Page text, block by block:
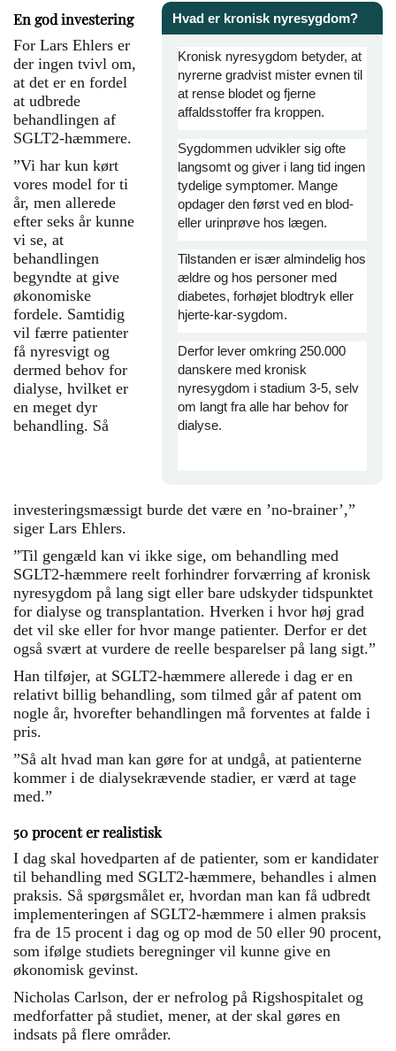
Hvad er kronisk nyresygdom?
Kronisk nyresygdom betyder, at
nyrerne gradvist mister evnen til
at rense blodet og fjerne
affaldsstoffer fra kroppen.
Sygdommen udvikler sig ofte
langsomt og giver i lang tid ingen
tydelige symptomer. Mange
opdager den først ved en blod-
eller urinprøve hos lægen.
Tilstanden er især almindelig hos
ældre og hos personer med
diabetes, forhøjet blodtryk eller
hjerte-kar-sygdom.
Derfor lever omkring 250.000
danskere med kronisk
nyresygdom i stadium 3-5, selv
om langt fra alle har behov for
dialyse.
En god investering
For Lars Ehlers er
der ingen tvivl om,
at det er en fordel
at udbrede
behandlingen af
SGLT2-hæmmere.
”Vi har kun kørt
vores model for ti
år, men allerede
efter seks år kunne
vi se, at
behandlingen
begyndte at give
økonomiske
fordele. Samtidig
vil færre patienter
få nyresvigt og
dermed behov for
dialyse, hvilket er
en meget dyr
behandling. Så
investeringsmæssigt burde det være en ’no-brainer’,”
siger Lars Ehlers.
”Til gengæld kan vi ikke sige, om behandling med
SGLT2-hæmmere reelt forhindrer forværring af kronisk
nyresygdom på lang sigt eller bare udskyder tidspunktet
for dialyse og transplantation. Hverken i hvor høj grad
det vil ske eller for hvor mange patienter. Derfor er det
også svært at vurdere de reelle besparelser på lang sigt.”
Han tilføjer, at SGLT2-hæmmere allerede i dag er en
relativt billig behandling, som tilmed går af patent om
nogle år, hvorefter behandlingen må forventes at falde i
pris.
”Så alt hvad man kan gøre for at undgå, at patienterne
kommer i de dialysekrævende stadier, er værd at tage
med.”
50 procent er realistisk
I dag skal hovedparten af de patienter, som er kandidater
til behandling med SGLT2-hæmmere, behandles i almen
praksis. Så spørgsmålet er, hvordan man kan få udbredt
implementeringen af SGLT2-hæmmere i almen praksis
fra de 15 procent i dag og op mod de 50 eller 90 procent,
som ifølge studiets beregninger vil kunne give en
økonomisk gevinst.
Nicholas Carlson, der er nefrolog på Rigshospitalet og
medforfatter på studiet, mener, at der skal gøres en
indsats på flere områder.